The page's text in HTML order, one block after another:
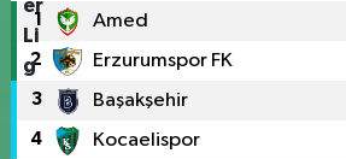
1 Amed
2 Erzurumspor FK
3 Başakşehir
4 Kocaelispor